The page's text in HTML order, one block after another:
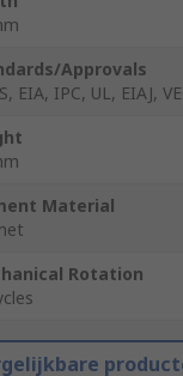
Approvals
EIA, IPC, UL, EIAJ,
Material
Rotation